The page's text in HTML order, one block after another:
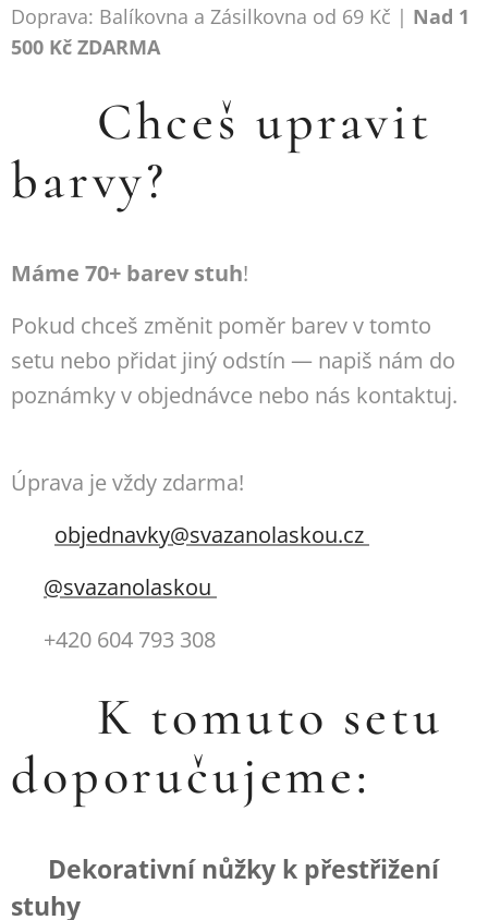
Doprava: Balíkovna a Zásilkovna od 69 Kč | Nad 1
500 Kč ZDARMA
🎨 Chceš upravit
barvy?
Máme 70+ barev stuh!
Pokud chceš změnit poměr barev v tomto
setu nebo přidat jiný odstín — napiš nám do
poznámky v objednávce nebo nás kontaktuj.
Úprava je vždy zdarma! 💛
objednavky@svazanolaskou.cz
@svazanolaskou
📱 +420 604 793 308
💬 K tomuto setu
doporučujeme:
✂️ Dekorativní nůžky k přestřižení
stuhy